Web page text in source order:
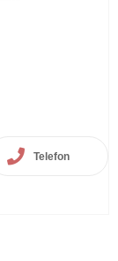
Telefon